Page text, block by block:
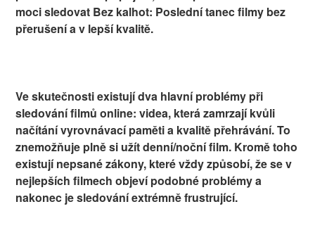
moci sledovat Bez kalhot: Poslední tanec filmy bez
přerušení a v lepší kvalitě.
Ve skutečnosti existují dva hlavní problémy při
sledování filmů online: videa, která zamrzají kvůli
načítání vyrovnávací paměti a kvalitě přehrávání. To
znemožňuje plně si užít denní/noční film. Kromě toho
existují nepsané zákony, které vždy způsobí, že se v
nejlepších filmech objeví podobné problémy a
nakonec je sledování extrémně frustrující.